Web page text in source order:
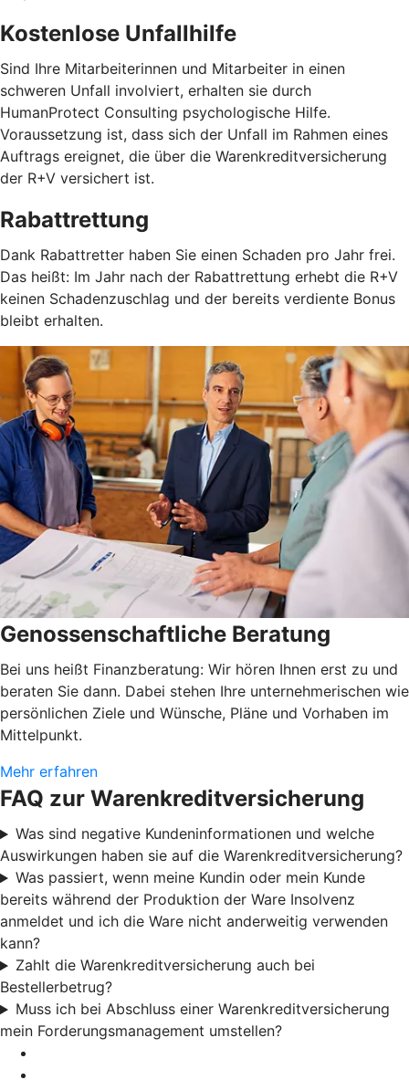
Kostenlose Unfallhilfe
Sind Ihre Mitarbeiterinnen und Mitarbeiter in einen
schweren Unfall involviert, erhalten sie durch
HumanProtect Consulting psychologische Hilfe.
Voraussetzung ist, dass sich der Unfall im Rahmen eines
Auftrags ereignet, die über die Warenkreditversicherung
der R+V versichert ist.
Rabattrettung
Dank Rabattretter haben Sie einen Schaden pro Jahr frei.
Das heißt: Im Jahr nach der Rabattrettung erhebt die R+V
keinen Schadenzuschlag und der bereits verdiente Bonus
bleibt erhalten.
Genossenschaftliche Beratung
Bei uns heißt Finanzberatung: Wir hören Ihnen erst zu und
beraten Sie dann. Dabei stehen Ihre unternehmerischen wie
persönlichen Ziele und Wünsche, Pläne und Vorhaben im
Mittelpunkt.
Mehr erfahren
FAQ zur Warenkreditversicherung
Was sind negative Kundeninformationen und welche
Auswirkungen haben sie auf die Warenkreditversicherung?
Was passiert, wenn meine Kundin oder mein Kunde
bereits während der Produktion der Ware Insolvenz
anmeldet und ich die Ware nicht anderweitig verwenden
kann?
Zahlt die Warenkreditversicherung auch bei
Bestellerbetrug?
Muss ich bei Abschluss einer Warenkreditversicherung
mein Forderungsmanagement umstellen?